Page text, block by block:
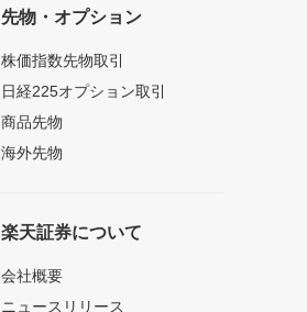
先物・オプション
株価指数先物取引
日経225オプション取引
商品先物
海外先物
楽天証券について
会社概要
ニュースリリース